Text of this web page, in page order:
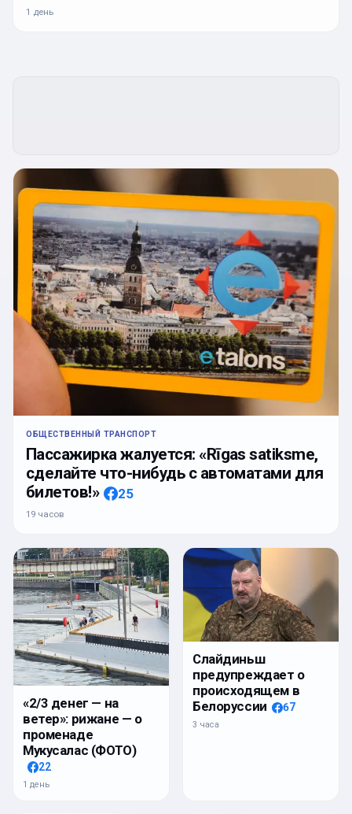
1 день
ОБЩЕСТВЕННЫЙ ТРАНСПОРТ
Пассажирка жалуется: «Rīgas satiksme,
сделайте что-нибудь с автоматами для
билетов!»
25
19 часов
«2/3 денег — на
ветер»: рижане — о
променаде
Мукусалас (ФОТО)
22
1 день
Слайдиньш
предупреждает о
происходящем в
Белоруссии
67
3 часа